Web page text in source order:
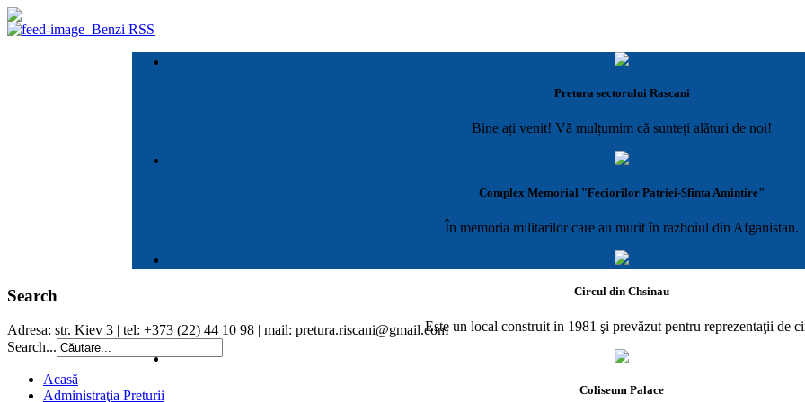
Benzi RSS
Pretura sectorului Rascani
Bine ați venit! Vă mulțumim că sunteți alături de noi!
Complex Memorial "Feciorilor Patriei-Sfinta Amintire"
În memoria militarilor care au murit în razboiul din Afganistan.
Circul din Chsinau
Este un local construit in 1981 şi prevăzut pentru reprezentaţii de
Coliseum Palace
Search
Adresa: str. Kiev 3 | tel: +373 (22) 44 10 98 | mail: pretura.riscani@gmail.com
Search...
Acasă
Administraţia Preturii